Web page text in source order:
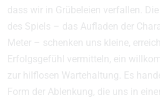
dass wir in Grübeleien verfallen.
des Spiels – das Aufladen der
Meter – schenken uns kleine,
Erfolgsgefühl vermitteln, ein
zur hilflosen Wartehaltung. Es
Form der Ablenkung, die uns in